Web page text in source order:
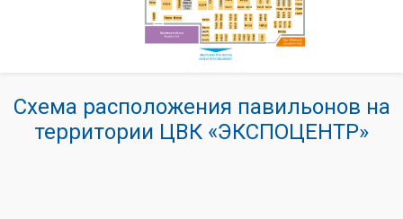
Схема расположения павильонов на
территории ЦВК «ЭКСПОЦЕНТР»